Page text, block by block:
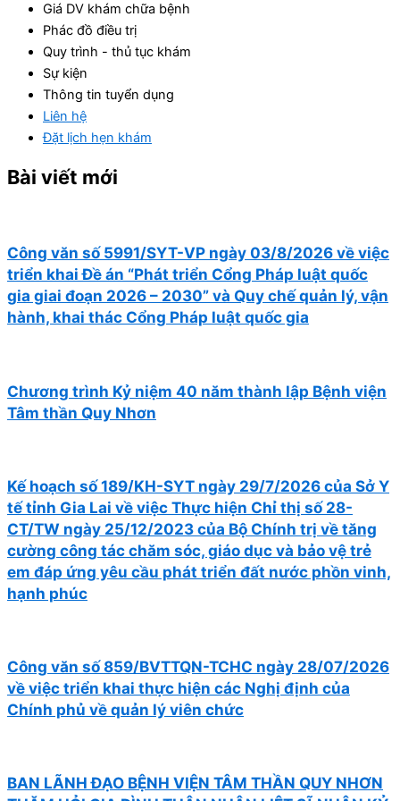
Giá DV khám chữa bệnh
Phác đồ điều trị
Quy trình - thủ tục khám
Sự kiện
Thông tin tuyển dụng
Liên hệ
Đặt lịch hẹn khám
Bài viết mới
Công văn số 5991/SYT-VP ngày 03/8/2026 về việc
triển khai Đề án “Phát triển Cổng Pháp luật quốc
gia giai đoạn 2026 – 2030” và Quy chế quản lý, vận
hành, khai thác Cổng Pháp luật quốc gia
Chương trình Kỷ niệm 40 năm thành lập Bệnh viện
Tâm thần Quy Nhơn
Kế hoạch số 189/KH-SYT ngày 29/7/2026 của Sở Y
tế tỉnh Gia Lai về việc Thực hiện Chỉ thị số 28-
CT/TW ngày 25/12/2023 của Bộ Chính trị về tăng
cường công tác chăm sóc, giáo dục và bảo vệ trẻ
em đáp ứng yêu cầu phát triển đất nước phồn vinh,
hạnh phúc
Công văn số 859/BVTTQN-TCHC ngày 28/07/2026
về việc triển khai thực hiện các Nghị định của
Chính phủ về quản lý viên chức
BAN LÃNH ĐẠO BỆNH VIỆN TÂM THẦN QUY NHƠN